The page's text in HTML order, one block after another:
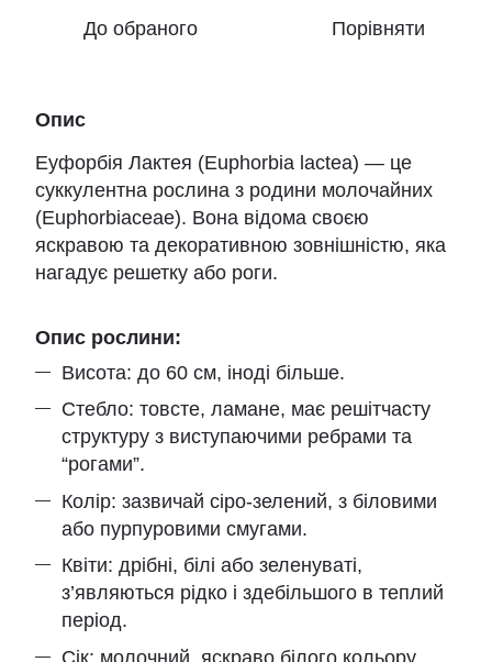
До обраного Порівняти
Опис
Еуфорбія Лактея (Euphorbia lactea) — це
суккулентна рослина з родини молочайних
(Euphorbiaceae). Вона відома своєю
яскравою та декоративною зовнішністю, яка
нагадує решетку або роги.
Опис рослини:
Висота: до 60 см, іноді більше.
Стебло: товсте, ламане, має решітчасту
структуру з виступаючими ребрами та
“рогами”.
Колір: зазвичай сіро-зелений, з біловими
або пурпуровими смугами.
Квіти: дрібні, білі або зеленуваті,
з’являються рідко і здебільшого в теплий
період.
Сік: молочний, яскраво білого кольору,